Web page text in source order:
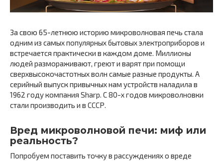
За свою 65-летнюю историю микроволновая печь стала
одним из самых популярных бытовых электроприборов и
встречается практически в каждом доме. Миллионы
людей размораживают, греют и варят при помощи
сверхвысокочастотных волн самые разные продукты. А
серийный выпуск привычных нам устройств наладила в
1962 году компания Sharp. С 80-х годов микроволновки
стали производить и в СССР.
Вред микроволновой печи: миф или
реальность?
Попробуем поставить точку в рассуждениях о вреде